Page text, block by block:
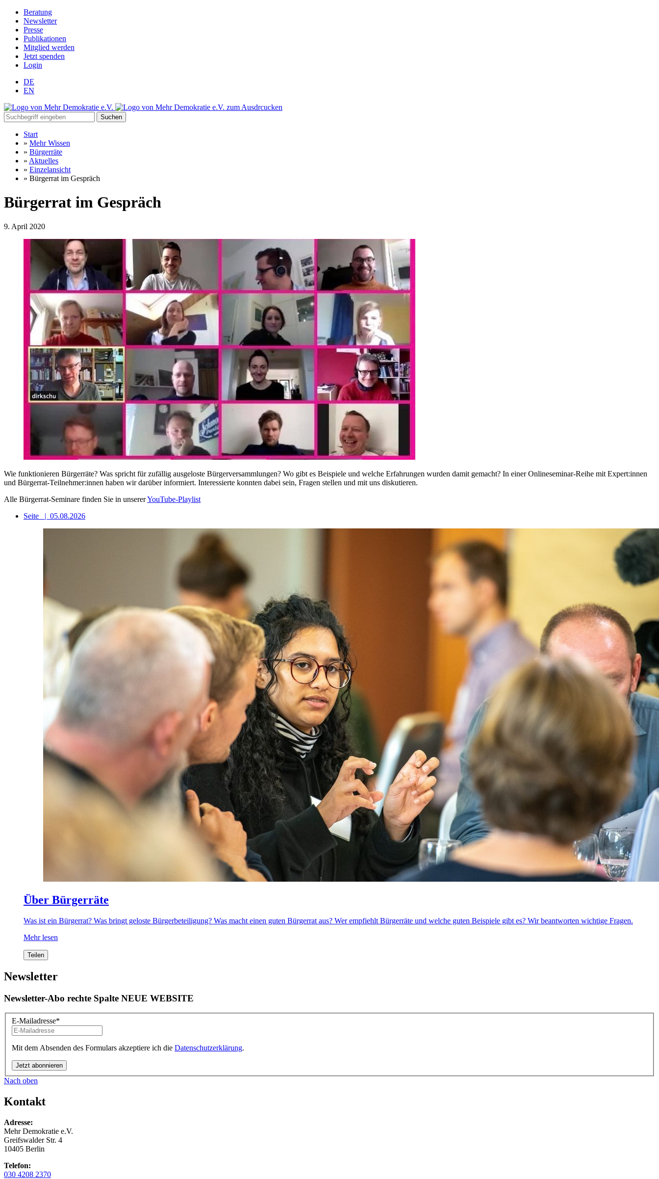
Beratung
Newsletter
Presse
Publikationen
Mitglied werden
Jetzt spenden
Login
DE
EN
Suchen
Start
» Mehr Wissen
» Bürgerräte
» Aktuelles
» Einzelansicht
» Bürgerrat im Gespräch
Bürgerrat im Gespräch
9. April 2020
Wie funktionieren Bürgerräte? Was spricht für zufällig ausgeloste Bürgerversammlungen? Wo gibt es Beispiele und welche Erfahrungen wurden damit gemacht? In einer Onlineseminar-Reihe mit Expert:innen
und Bürgerrat-Teilnehmer:innen haben wir darüber informiert. Interessierte konnten dabei sein, Fragen stellen und mit uns diskutieren.
Alle Bürgerrat-Seminare finden Sie in unsererYouTube-Playlist
Seite
| 05.08.2026
Über Bürgerräte
Was ist ein Bürgerrat? Was bringt geloste Bürgerbeteiligung? Was macht einen guten Bürgerrat aus? Wer empfiehlt Bürgerräte und welche guten Beispiele gibt es? Wir beantworten wichtige Fragen.
Mehr lesen
Teilen
Newsletter
Newsletter-Abo rechte Spalte NEUE WEBSITE
E-Mailadresse*
Mit dem Absenden des Formulars akzeptiere ich die Datenschutzerklärung.
Nach oben
Kontakt
Adresse:
Mehr Demokratie e.V.
Greifswalder Str. 4
10405 Berlin
Telefon:
030 4208 2370